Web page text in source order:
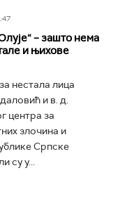
– зашто нема
и њихове
нестала лица
и в. д.
центра за
злочина и
Српске
су у...